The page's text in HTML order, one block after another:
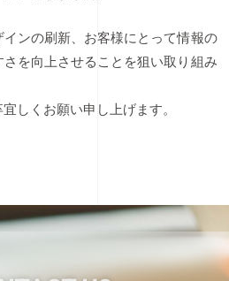
ンの刷新、お客様にとって情報の
を向上させることを狙い取り組み
しくお願い申し上げます。